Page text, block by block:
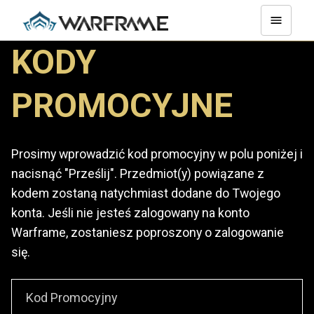
KODY
PROMOCYJNE
Prosimy wprowadzić kod promocyjny w polu poniżej i
nacisnąć "Prześlij". Przedmiot(y) powiązane z
kodem zostaną natychmiast dodane do Twojego
konta. Jeśli nie jesteś zalogowany na konto
Warframe, zostaniesz poproszony o zalogowanie
się.